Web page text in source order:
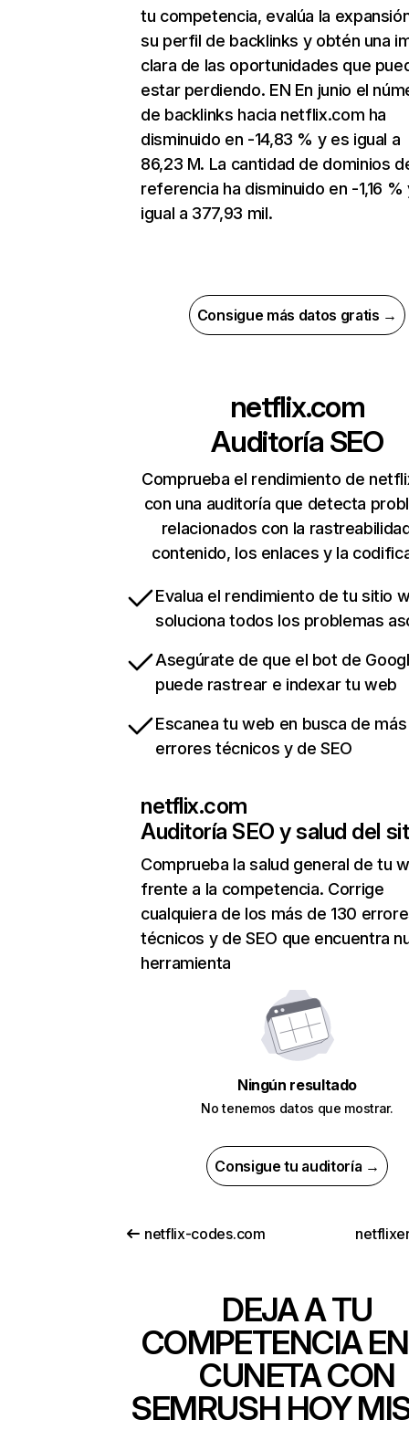
tu competencia, evalúa la
su perfil de backlinks y obtén una
clara de las oportunidades que
estar perdiendo. EN En junio el
de backlinks hacia netflix.com ha
disminuido en -14,83 % y es igual a
86,23 M. La cantidad de dominios
referencia ha disminuido en -1,16 %
igual a 377,93 mil.
Consigue más datos gratis →
netflix.com
Auditoría SEO
Comprueba el rendimiento de
con una auditoría que detecta
relacionados con la
contenido, los enlaces y la
Evalua el rendimiento de tu sitio
soluciona todos los problemas
Asegúrate de que el bot de
puede rastrear e indexar tu web
Escanea tu web en busca de
errores técnicos y de SEO
netflix.com
Auditoría SEO y salud del
Comprueba la salud general de tu
frente a la competencia. Corrige
cualquiera de los más de 130
técnicos y de SEO que encuentra
herramienta
Ningún resultado
No tenemos datos que mostrar.
Consigue tu auditoría →
netflix-codes.com
DEJA A TU
COMPETENCIA
CUNETA CON
SEMRUSH HOY